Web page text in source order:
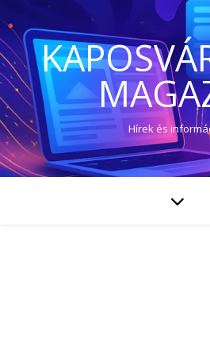
Hírek és